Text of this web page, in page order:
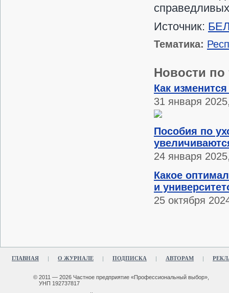
Источник:
Тематика:
Новости по
Как
31 января
Пособия по
24 января
Какое
и
25 октября
ГЛАВНАЯ О ЖУРНАЛЕ ПОДПИСКА АВТОРАМ
© 2011 — 2026 Частное предприятие «Профессиональный выбор»,
УНП 192737817